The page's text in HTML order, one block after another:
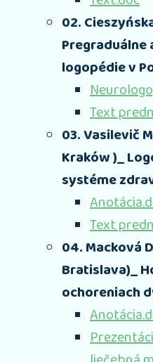
02.
logopédie v
Text
03. Vasilevič
Kraków )_
systéme
Text
04. Macková
Bratislava)_
ochoreniach